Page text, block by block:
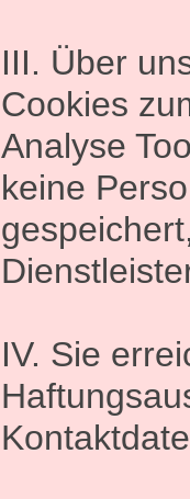
III. Über
Cookies
Analyse
keine
IV. Sie